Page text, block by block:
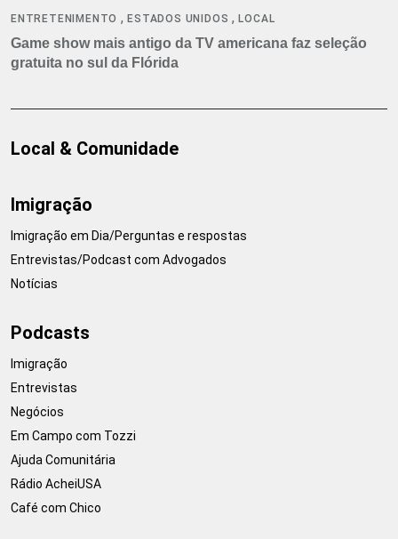
ENTRETENIMENTO ,ESTADOS UNIDOS ,LOCAL
Game show mais antigo da TV americana faz seleção
gratuita no sul da Flórida
Local & Comunidade
Imigração
Imigração em Dia/Perguntas e respostas
Entrevistas/Podcast com Advogados
Notícias
Podcasts
Imigração
Entrevistas
Negócios
Em Campo com Tozzi
Ajuda Comunitária
Rádio AcheiUSA
Café com Chico